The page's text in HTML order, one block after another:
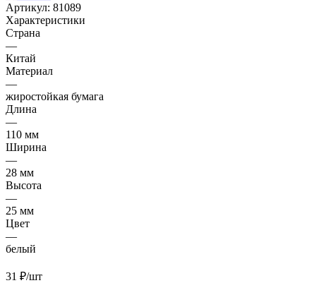
Артикул: 81089
Характеристики
Страна
—
Китай
Материал
—
жиростойкая бумага
Длина
—
110 мм
Ширина
—
28 мм
Высота
—
25 мм
Цвет
—
белый
31 ₽/шт